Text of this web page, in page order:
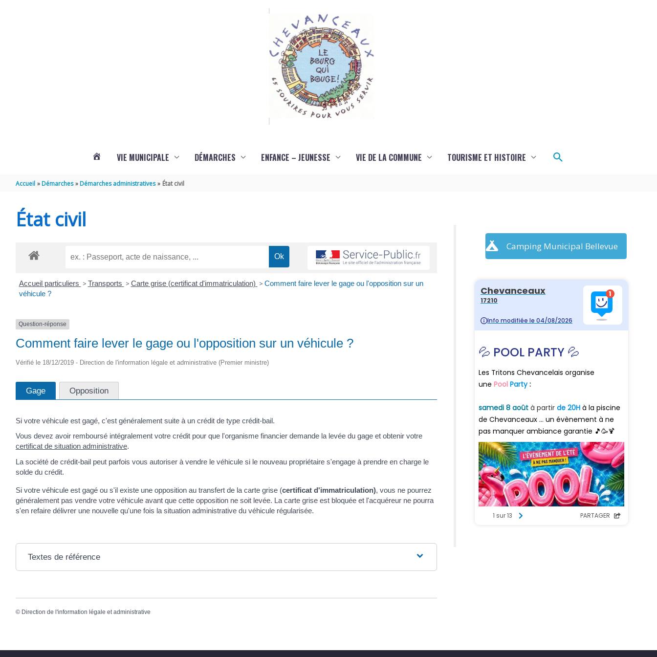
VIE MUNICIPALE DÉMARCHES ENFANCE – JEUNESSE VIE DE LA COMMUNE TOURISME ET HISTOIRE Rechercher
Accueil Démarches Démarches administratives État civil
État civil
Accueil particuliers > Transports > Carte grise (certificat d'immatriculation) > Comment faire lever le gage ou l'opposition sur un
véhicule ?
Question-réponse
Comment faire lever le gage ou l'opposition sur un véhicule ?
Vérifié le 18/12/2019 - Direction de l'information légale et administrative (Premier ministre)
Gage Opposition
Si votre véhicule est gagé, c'est généralement suite à un crédit de type crédit-bail.
Vous devez avoir remboursé intégralement votre crédit pour que l'organisme financier demande la levée du gage et obtenir votre
certificat de situation administrative.
La société de crédit-bail peut parfois vous autoriser à vendre le véhicule si le nouveau propriétaire s'engage à prendre en charge le
solde du crédit.
Si votre véhicule est gagé ou s'il existe une opposition au transfert de la carte grise (certificat d'immatriculation), vous ne pourrez
généralement pas vendre votre véhicule avant que cette opposition ne soit levée. La carte grise est bloquée et l'acquéreur ne pourra
s'en refaire délivrer une nouvelle qu'une fois la situation administrative du véhicule régularisée.
Textes de référence
© Direction de l'information légale et administrative
Camping Municipal Bellevue